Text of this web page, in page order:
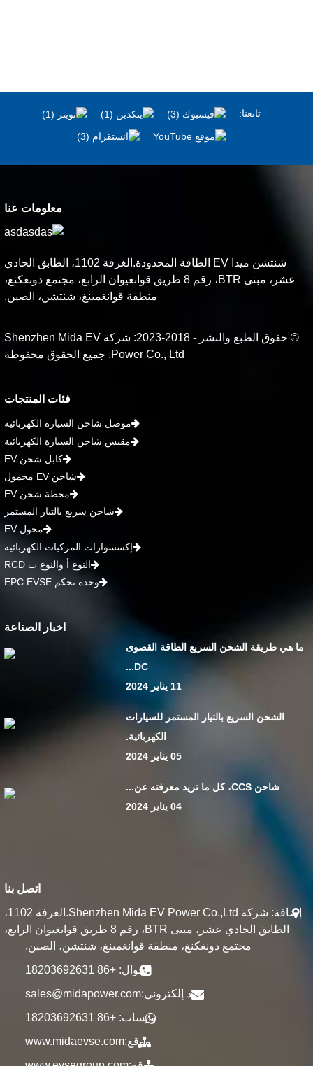
تابعنا:
معلومات عنا
شنتشن ميدا EV الطاقة المحدودة.الغرفة 1102، الطابق الحادي
عشر، مبنى BTR، رقم 8 طريق قوانغيوان الرابع، مجتمع دونغكنغ،
منطقة قوانغمينغ، شنتشن، الصين.
© حقوق الطبع والنشر - 2018-2023: شركة Shenzhen Mida EV
Power Co., Ltd. جميع الحقوق محفوظة
فئات المنتجات
موصل شاحن السيارة الكهربائية
مقبس شاحن السيارة الكهربائية
كابل شحن EV
شاحن EV محمول
محطة شحن EV
شاحن سريع بالتيار المستمر
محول EV
إكسسوارات المركبات الكهربائية
النوع أ والنوع ب RCD
وحدة تحكم EPC EVSE
اخبار الصناعة
ما هي طريقة الشحن السريع الطاقة القصوى
DC...
11 يناير 2024
الشحن السريع بالتيار المستمر للسيارات
الكهربائية.
05 يناير 2024
شاحن CCS، كل ما تريد معرفته عن...
04 يناير 2024
اتصل بنا
إضافة: شركة Shenzhen Mida EV Power Co.,Ltd.الغرفة 1102،
الطابق الحادي عشر، مبنى BTR، رقم 8 طريق قوانغيوان الرابع،
مجتمع دونغكنغ، منطقة قوانغمينغ، شنتشن، الصين.
الجوال: +86 18203692631
بريد إلكتروني:sales@midapower.com
واتساب: +86 18203692631
موقع:www.midaevse.com